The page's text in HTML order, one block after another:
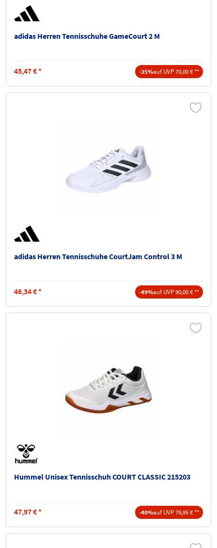
adidas Herren Tennisschuhe GameCourt 2 M
45,47€ * -35%auf UVP 70,00 € **
adidas Herren Tennisschuhe CourtJam Control 3 M
46,34€ * -49%auf UVP 90,00 € **
Hummel Unisex Tennisschuh COURT CLASSIC 215203
47,97€ * -40%auf UVP 79,95 € **